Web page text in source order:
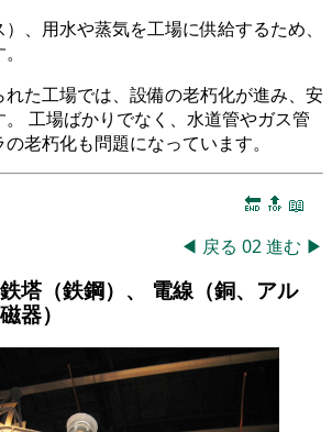
）、用水や蒸気を工場に供給するため、
た工場では、設備の老朽化が進み、安
工場ばかりでなく、水道管やガス管
老朽化も問題になっています。
🔚 🔝 📖
◀ 戻る 02進む ▶
塔（鉄鋼）、 電線（銅、アル
器）